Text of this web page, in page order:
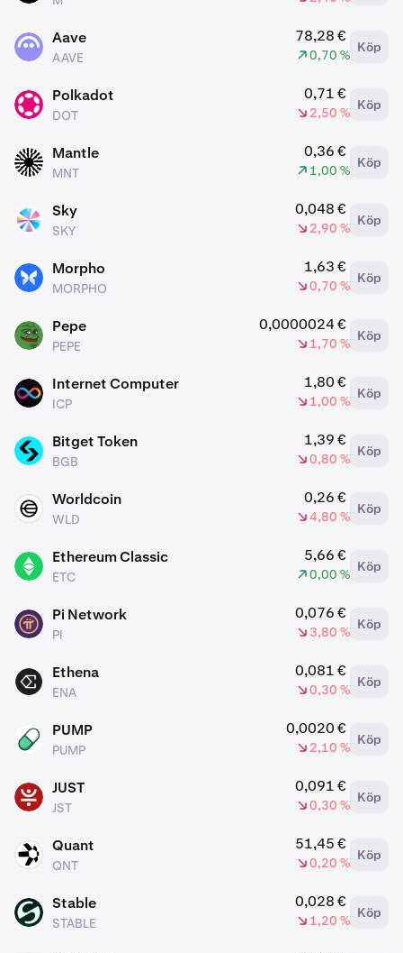
AAVE Aave
AAVE
78,28 €
0,70 %
Köp
Polkadot
DOT
0,71 €
2,50 %
Köp
MNT Mantle
MNT
0,36 €
1,00 %
Köp
SKY Sky
SKY
0,048 €
2,90 %
Köp
MORPHO Morpho
MORPHO
1,63 €
0,70 %
Köp
PEPE Pepe
PEPE
0,0000024 €
1,70 %
Köp
ICP Internet Computer
ICP
1,80 €
1,00 %
Köp
BGB Bitget Token
BGB
1,39 €
0,80 %
Köp
WLD Worldcoin
WLD
0,26 €
4,80 %
Köp
ETC Ethereum Classic
ETC
5,66 €
0,00 %
Köp
PI Pi Network
PI
0,076 €
3,80 %
Köp
ENA Ethena
ENA
0,081 €
0,30 %
Köp
PUMP PUMP
PUMP
0,0020 €
2,10 %
Köp
JST JUST
JST
0,091 €
0,30 %
Köp
QNT Quant
QNT
51,45 €
0,20 %
Köp
STABLE Stable
STABLE
0,028 €
1,20 %
Köp